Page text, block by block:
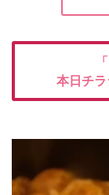
「
本日チ